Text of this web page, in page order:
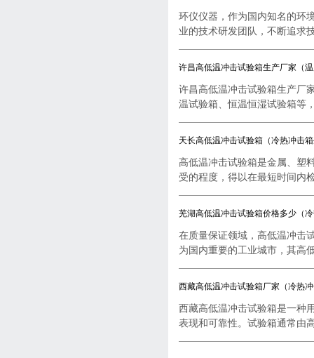
环仪仪器，作为国内知名的环
业的技术研发团队，不断追求
许昌高低温冲击试验箱生产厂家（
许昌高低温冲击试验箱生产厂
温试验箱、恒温恒湿试验箱等
天长高低温冲击试验箱（冷热冲击
高低温冲击试验箱是金属、塑
受的程度，得以在最短时间内
芜湖高低温冲击试验箱价格多少（
在质量保证领域，高低温冲击
为国内重要的工业城市，其高
西藏高低温冲击试验箱厂家（冷热
西藏高低温冲击试验箱是一种
表现和可靠性。试验箱通常由